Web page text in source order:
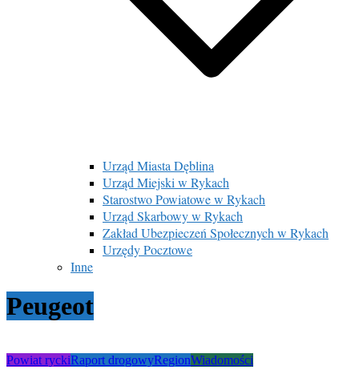
Urząd Miasta Dęblina
Urząd Miejski w Rykach
Starostwo Powiatowe w Rykach
Urząd Skarbowy w Rykach
Zakład Ubezpieczeń Społecznych w Rykach
Urzędy Pocztowe
Inne
Peugeot
Powiat ryckiRaport drogowyRegionWiadomości